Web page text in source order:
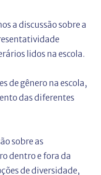
a discussão sobre a
lidos na escola.
de gênero na escola,
das diferentes
sobre as
dentro e fora da
de diversidade,